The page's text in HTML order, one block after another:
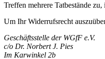
Treffen mehrere Tatbestände
Um Ihr Widerrufsrecht
Geschäftsstelle der WGfF e.V.
c/o Dr. Norbert J. Pies
Im Karwinkel 2b